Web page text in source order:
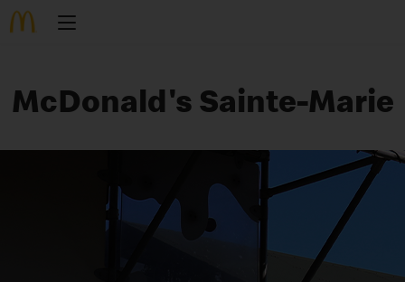
McDonald's Sainte-Marie